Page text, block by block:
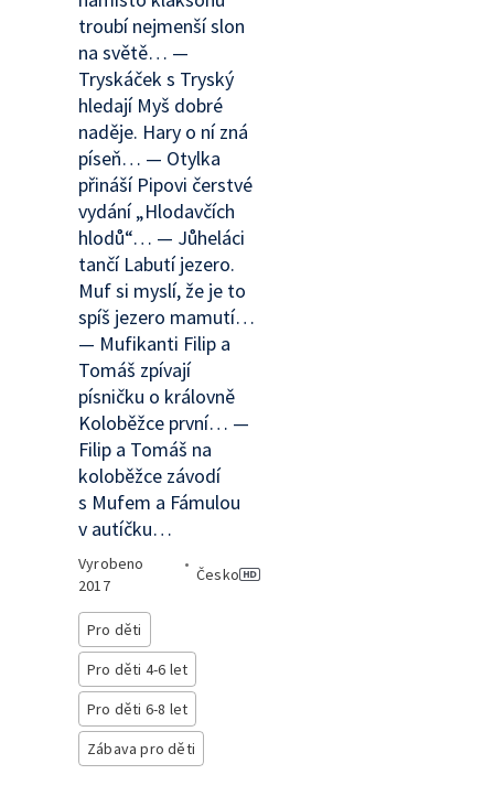
troubí nejmenší slon
na světě… —
Tryskáček s Tryský
hledají Myš dobré
naděje. Hary o ní zná
píseň… — Otylka
přináší Pipovi čerstvé
vydání „Hlodavčích
hlodů“… — Jůheláci
tančí Labutí jezero.
Muf si myslí, že je to
spíš jezero mamutí…
— Mufikanti Filip a
Tomáš zpívají
písničku o královně
Koloběžce první… —
Filip a Tomáš na
koloběžce závodí
s Mufem a Fámulou
v autíčku…
Vyrobeno
2017
•
Česko
Pro děti
Pro děti 4-6 let
Pro děti 6-8 let
Zábava pro děti